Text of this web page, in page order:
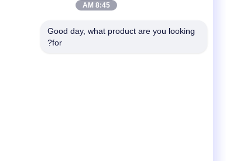
8:45 AM
Good day, what product are you looking
for?